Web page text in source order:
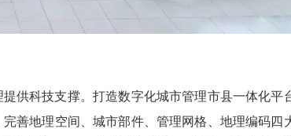
供科技支撑。打造数字化城市管理市县一体化平
善地理空间、城市部件、管理网格、地理编码四